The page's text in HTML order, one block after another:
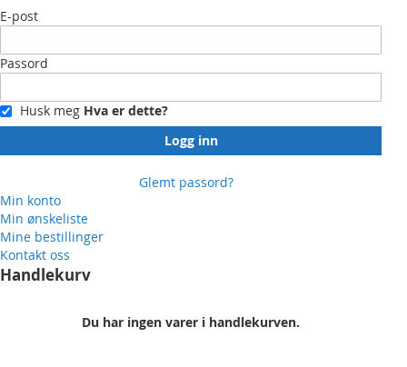
E-post
Passord
Husk meg Hva er dette?
Logg inn
Glemt passord?
Min konto
Min ønskeliste
Mine bestillinger
Kontakt oss
Handlekurv
Du har ingen varer i handlekurven.